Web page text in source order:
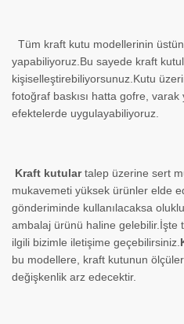
Tüm kraft kutu modellerinin
yapabiliyoruz.Bu sayede kraft
kişiselleştirebiliyorsunuz.Kutu
fotoğraf baskısı hatta gofre, varak
efektelerde uygulayabiliyoruz.
Kraft kutulartalep üzerine sert
mukavemeti yüksek ürünler elde
gönderiminde kullanılacaksa
ambalaj ürünü haline gelebilir.İşte
ilgili bizimle iletişime geçebilirsiniz.
bu modellere, kraft kutunun
değişkenlik arz edecektir.